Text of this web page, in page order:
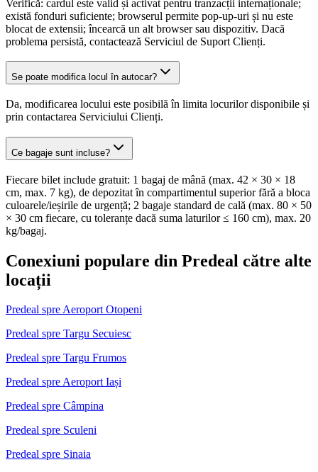
Verifică: cardul este valid și activat pentru tranzacții internaționale;
există fonduri suficiente; browserul permite pop-up-uri și nu este
blocat de extensii; încearcă un alt browser sau dispozitiv. Dacă
problema persistă, contactează Serviciul de Suport Clienți.
Se poate modifica locul în autocar?
Da, modificarea locului este posibilă în limita locurilor disponibile și
prin contactarea Serviciului Clienți.
Ce bagaje sunt incluse?
Fiecare bilet include gratuit: 1 bagaj de mână (max. 42 × 30 × 18
cm, max. 7 kg), de depozitat în compartimentul superior fără a bloca
culoarele/ieșirile de urgență; 2 bagaje standard de cală (max. 80 × 50
× 30 cm fiecare, cu toleranțe dacă suma laturilor ≤ 160 cm), max. 20
kg/bagaj.
Conexiuni populare din Predeal către alte
locații
Predeal spre Aeroport Otopeni
Predeal spre Targu Secuiesc
Predeal spre Targu Frumos
Predeal spre Aeroport Iași
Predeal spre Câmpina
Predeal spre Sculeni
Predeal spre Sinaia